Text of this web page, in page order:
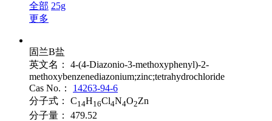
全部 25g
更多
固兰B盐
英文名：
4-(4-Diazonio-3-methoxyphenyl)-2-
methoxybenzenediazonium;zinc;tetrahydrochloride
Cas No.：
14263-94-6
分子式：
C14H16Cl4N4O2Zn
分子量：
479.52